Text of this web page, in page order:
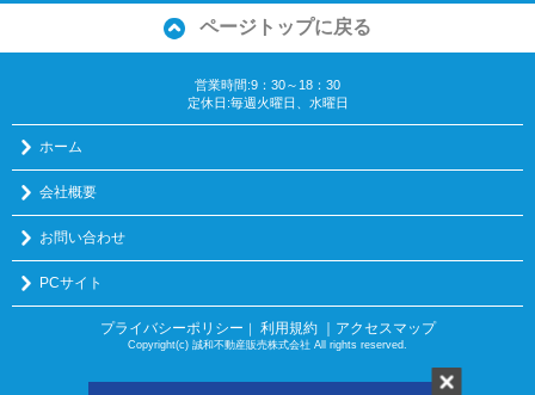
ページトップに戻る
営業時間:9：30～18：30
定休日:毎週火曜日、水曜日
ホーム
会社概要
お問い合わせ
PCサイト
プライバシーポリシー ｜ 利用規約 ｜アクセスマップ
Copyright(c) 誠和不動産販売株式会社 All rights reserved.